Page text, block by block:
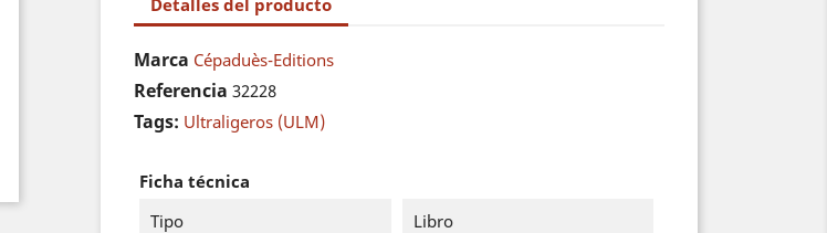
Marca Cépaduès-Editions
Referencia 32228
Tags: Ultraligeros (ULM)
Ficha técnica
Tipo
Libro